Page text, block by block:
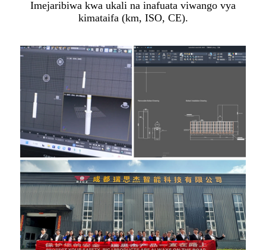
Imejaribiwa kwa ukali na inafuata viwango vya
kimataifa (km, ISO, CE).